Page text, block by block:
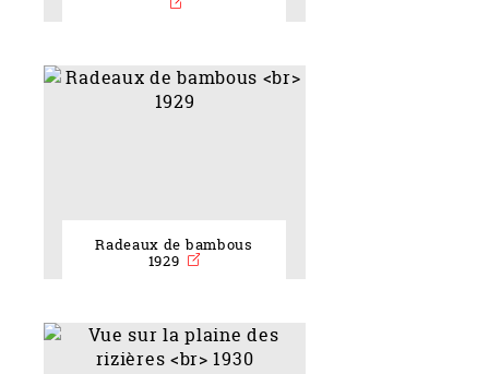
Radeaux de bambous
1929